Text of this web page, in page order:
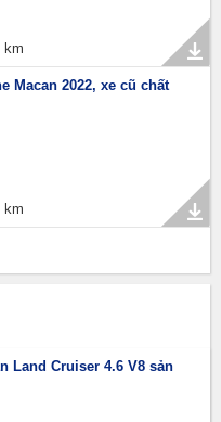
km
Macan 2022, xe cũ chất
km
Land Cruiser 4.6 V8 sản